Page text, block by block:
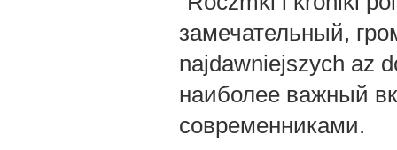
замечательный,
najdawniejszych az
наиболее важный
современниками.